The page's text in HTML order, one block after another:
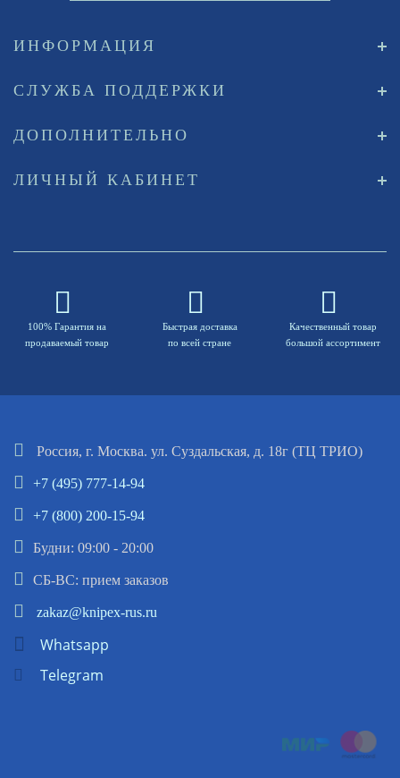
ИНФОРМАЦИЯ
СЛУЖБА ПОДДЕРЖКИ
ДОПОЛНИТЕЛЬНО
ЛИЧНЫЙ КАБИНЕТ
100% Гарантия на
продаваемый товар
Быстрая доставка
по всей стране
Качественный товар
большой ассортимент
Россия, г. Москва. ул. Суздальская, д. 18г (ТЦ ТРИО)
+7 (495) 777-14-94
+7 (800) 200-15-94
Будни: 09:00 - 20:00
СБ-ВС: прием заказов
zakaz@knipex-rus.ru
Whatsapp
Telegram